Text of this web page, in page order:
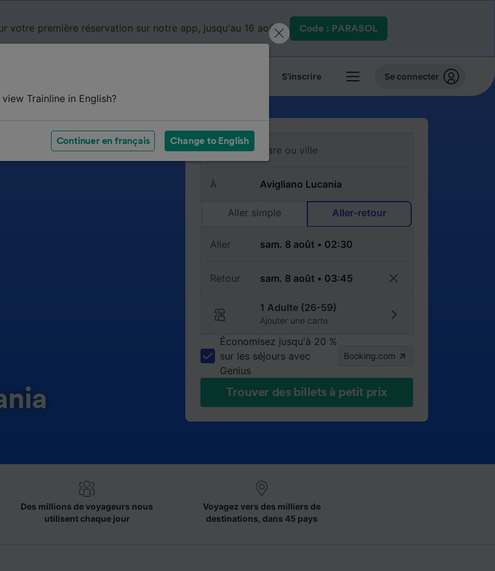
votre première réservation sur notre app, jusqu'au 16 août. Code : PARASOL
S'inscrire Se connecter
De
À
Aller simple Aller-retour
Aller
Retour
1 Adulte (26-59)
Ajouter une carte
Économisez jusqu'à 20 %
sur les séjours avec
Genius
Booking.com
Trouver des billets à petit prix
Des millions de voyageurs nous
utilisent chaque jour
Voyagez vers des milliers de
destinations, dans 45 pays
Trainline in English?
Continuer en français Change to English